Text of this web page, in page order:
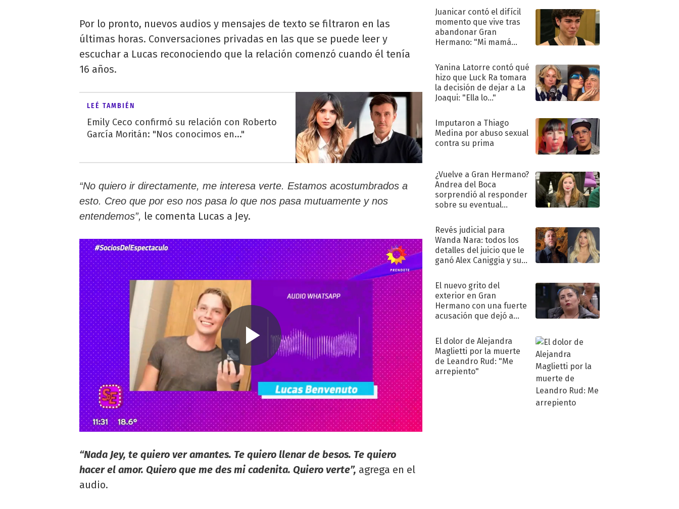
Por lo pronto, nuevos audios y mensajes de texto se filtraron en las
últimas horas. Conversaciones privadas en las que se puede leer y
escuchar a Lucas reconociendo que la relación comenzó cuando él tenía
16 años.
LEÉ TAMBIÉN
Emily Ceco confirmó su relación con Roberto
García Moritán: "Nos conocimos en..."
“No quiero ir directamente, me interesa verte. Estamos acostumbrados a
esto. Creo que por eso nos pasa lo que nos pasa mutuamente y nos
entendemos”, le comenta Lucas a Jey.
“Nada Jey, te quiero ver amantes. Te quiero llenar de besos. Te quiero
hacer el amor. Quiero que me des mi cadenita. Quiero verte”, agrega en el
audio.
Juanicar contó el difícil
momento que vive tras
abandonar Gran
Hermano: "Mi mamá
Yanina Latorre contó qué
hizo que Luck Ra tomara
la decisión de dejar a La
Joaqui: "Ella lo..."
Imputaron a Thiago
Medina por abuso sexual
contra su prima
¿Vuelve a Gran Hermano?
Andrea del Boca
sorprendió al responder
sobre su eventual
Revés judicial para
Wanda Nara: todos los
detalles del juicio que le
ganó Alex Caniggia y sus
El nuevo grito del
exterior en Gran
Hermano con una fuerte
acusación que dejó a
"Traidora"
El dolor de Alejandra
Maglietti por la muerte
de Leandro Rud: "Me
arrepiento"